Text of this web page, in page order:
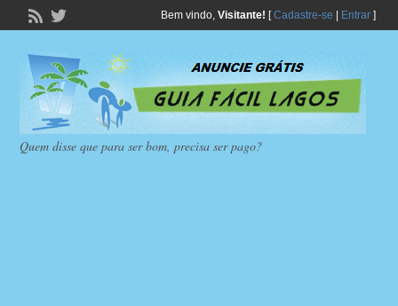
Bem vindo, Visitante! [Cadastre-se Entrar]
Quem disse que para ser bom, precisa ser pago?